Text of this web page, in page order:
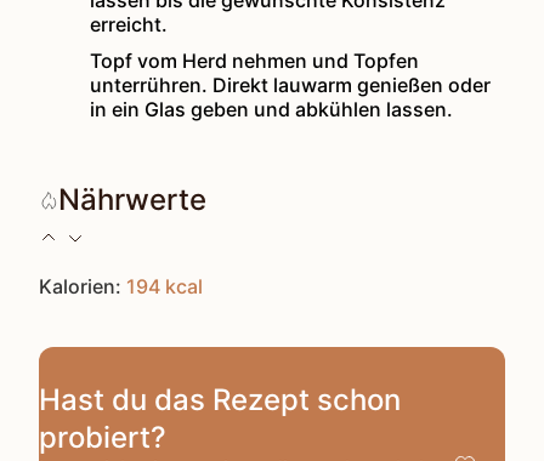
erreicht.
Topf vom Herd nehmen und Topfen
unterrühren. Direkt lauwarm genießen oder
in ein Glas geben und abkühlen lassen.
Nährwerte
Kalorien: 194 kcal
Hast du das Rezept schon
probiert?